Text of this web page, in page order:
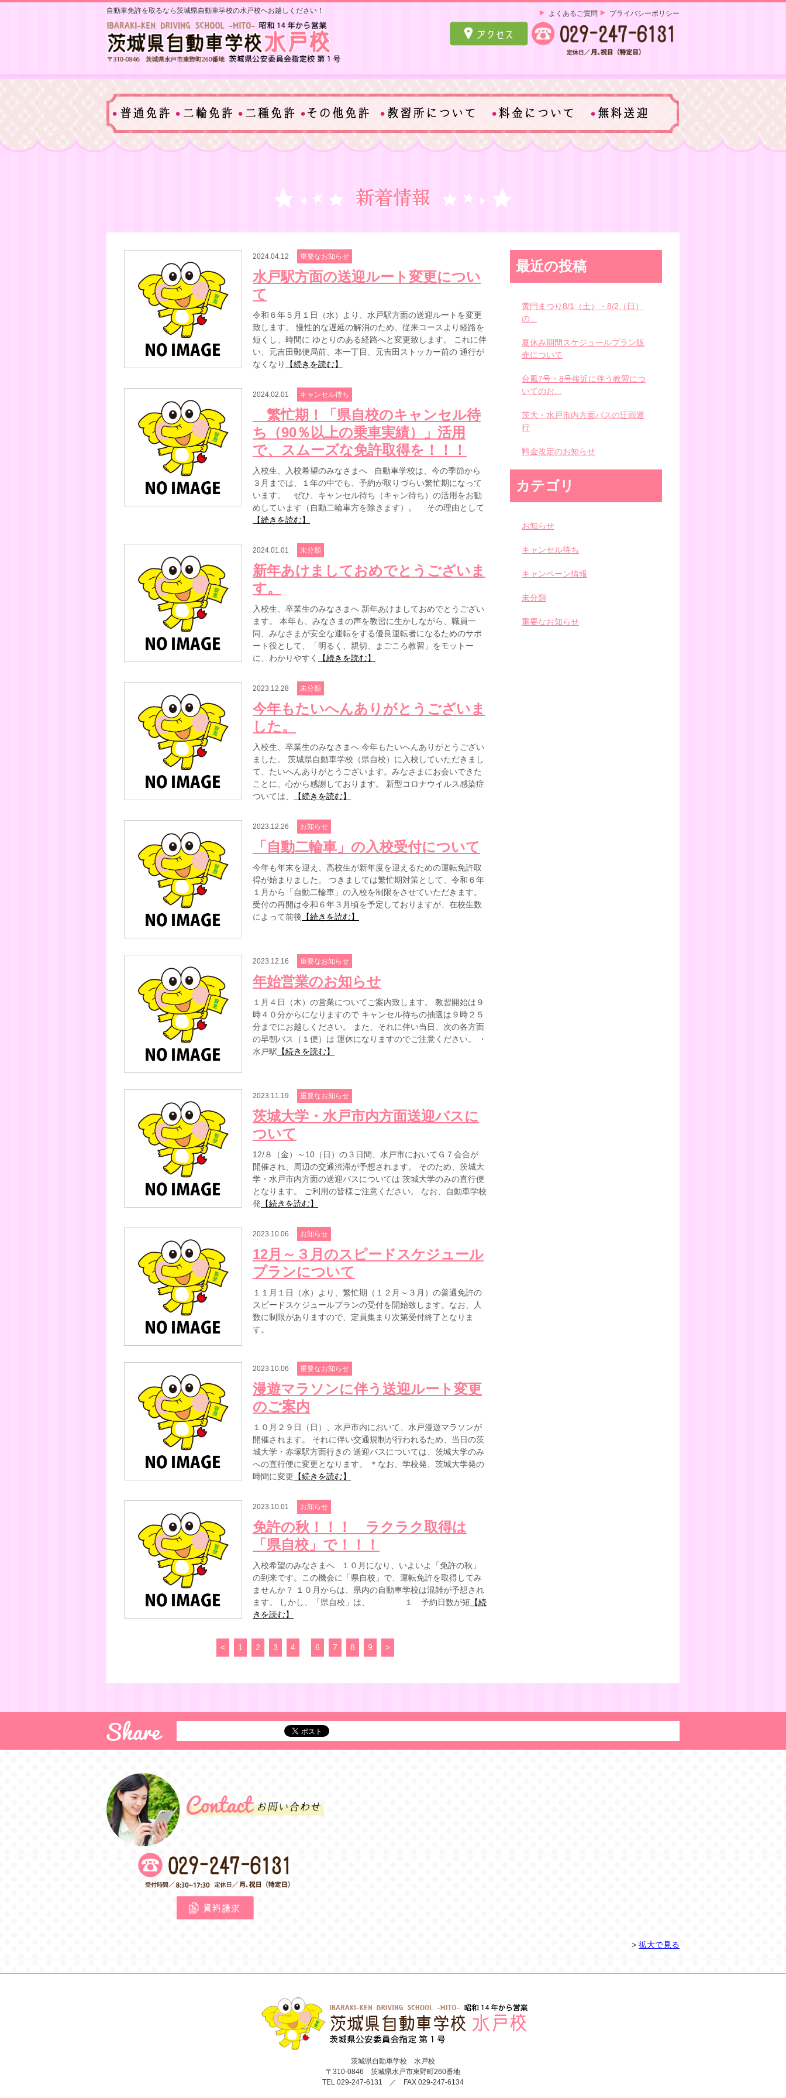
自動車免許を取るなら茨城県自動車学校の水戸校へお越しください！ プライバシーポリシー
よくあるご質問
2024.04.12 重要なお知らせ
水戸駅方面の送迎ルート変更につい
て
令和６年５月１日（水）より、水戸駅方面の送迎ルートを変更
致します。 慢性的な遅延の解消のため、従来コースより経路を
短くし、時間に ゆとりのある経路へと変更致します。 これに伴
い、元吉田郵便局前、本一丁目、元吉田ストッカー前の 通行が
なくなり
【続きを読む】
2024.02.01 キャンセル待ち
繁忙期！「県自校のキャンセル待
ち（90％以上の乗車実績）」活用
で、スムーズな免許取得を！！！
入校生、入校希望のみなさまへ 自動車学校は、今の季節から
３月までは、１年の中でも、予約が取りづらい繁忙期になって
います。 ぜひ、キャンセル待ち（キャン待ち）の活用をお勧
めしています（自動二輪車方を除きます）。 その理由として
【続きを読む】
2024.01.01 未分類
新年あけましておめでとうございま
す。
入校生、卒業生のみなさまへ 新年あけましておめでとうござい
ます。 本年も、みなさまの声を教習に生かしながら、職員一
同、みなさまが安全な運転をする優良運転者になるためのサポ
ート役として、「明るく、親切、まごころ教習」をモットー
に、わかりやすく
【続きを読む】
2023.12.28 未分類
今年もたいへんありがとうございま
した。
入校生、卒業生のみなさまへ 今年もたいへんありがとうござい
ました。 茨城県自動車学校（県自校）に入校していただきまし
て、たいへんありがとうございます。みなさまにお会いできた
ことに、心から感謝しております。 新型コロナウイルス感染症
ついては、
【続きを読む】
2023.12.26 お知らせ
「自動二輪車」の入校受付について
今年も年末を迎え、高校生が新年度を迎えるための運転免許取
得が始まりました。 つきましては繁忙期対策として、令和６年
１月から「自動二輪車」の入校を制限をさせていただきます。
受付の再開は令和６年３月頃を予定しておりますが、在校生数
によって前後 【続きを読む】
2023.12.16 重要なお知らせ
年始営業のお知らせ
１月４日（木）の営業についてご案内致します。 教習開始は９
時４０分からになりますので キャンセル待ちの抽選は９時２５
分までにお越しください。 また、それに伴い当日、次の各方面
の早朝バス（１便）は 運休になりますのでご注意ください。 ・
水戸駅 【続きを読む】
2023.11.19 重要なお知らせ
茨城大学・水戸市内方面送迎バスに
ついて
12/８（金）～10（日）の３日間、水戸市においてＧ７会合が
開催され、周辺の交通渋滞が予想されます。 そのため、茨城大
学・水戸市内方面の送迎バスについては 茨城大学のみの直行便
となります。 ご利用の皆様ご注意ください。 なお、自動車学校
発 【続きを読む】
2023.10.06 お知らせ
12月～３月のスピードスケジュール
プランについて
１１月１日（水）より、繁忙期（１２月～３月）の普通免許の
スピードスケジュールプランの受付を開始致します。なお、人
数に制限がありますので、定員集まり次第受付終了となりま
す。
2023.10.06 重要なお知らせ
漫遊マラソンに伴う送迎ルート変更
のご案内
１０月２９日（日）、水戸市内において、水戸漫遊マラソンが
開催されます。 それに伴い交通規制が行われるため、当日の茨
城大学・赤塚駅方面行きの 送迎バスについては、茨城大学のみ
への直行便に変更となります。 ＊なお、学校発、茨城大学発の
時間に変更 【続きを読む】
2023.10.01 お知らせ
免許の秋！！！ ラクラク取得は
「県自校」で！！！
入校希望のみなさまへ １０月になり、いよいよ「免許の秋」
の到来です。この機会に「県自校」で、運転免許を取得してみ
ませんか？ １０月からは、県内の自動車学校は混雑が予想され
ます。 しかし、「県自校」は、 １ 予約日数が短 【続
きを読む】
< 1 2 3 4 6 7 8 9 >
最近の投稿
黄門まつり8/1（土）・8/2（日）
の...
夏休み期間スケジュールプラン販
売について
台風7号・8号接近に伴う教習につ
いてのお...
茨大・水戸市内方面バスの迂回運
行
料金改定のお知らせ
カテゴリ
お知らせ
キャンセル待ち
キャンペーン情報
未分類
重要なお知らせ
> 拡大で見る
茨城県自動車学校 水戸校
〒310-0846 茨城県水戸市東野町260番地
TEL 029-247-6131 ／ FAX 029-247-6134